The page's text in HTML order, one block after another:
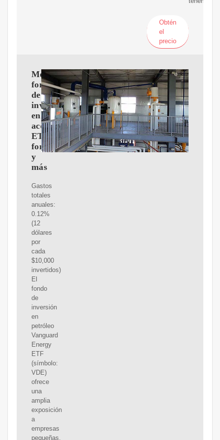
Obtén
el
precio
Mejores
fondos
de
inversión
en
aceite:
ETF,
fondos
y
más
Gastos
totales
anuales:
0.12%
(12
dólares
por
cada
$10,000
invertidos)
El
fondo
de
inversión
en
petróleo
Vanguard
Energy
ETF
(símbolo:
VDE)
ofrece
una
amplia
exposición
a
empresas
pequeñas,